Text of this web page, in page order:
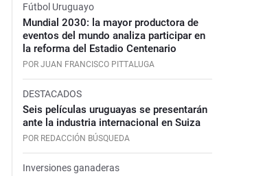
Fútbol Uruguayo
Mundial 2030: la mayor productora de
eventos del mundo analiza participar en
la reforma del Estadio Centenario
POR JUAN FRANCISCO PITTALUGA
DESTACADOS
Seis películas uruguayas se presentarán
ante la industria internacional en Suiza
POR REDACCIÓN BÚSQUEDA
Inversiones ganaderas